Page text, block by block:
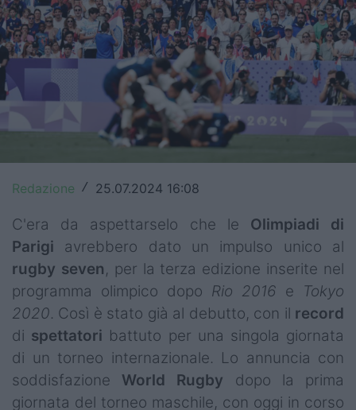
6 Nazioni
United Rugby Championship
Champions Cup
Challenge Cup
World Rugby
Rugby World Cup
Super Rugby
Rugby in TV
Mercato
Serie A Elite
Redazione / 25.07.2024 16:08
C'era da aspettarselo che le Olimpiadi di
Parigi avrebbero dato un impulso unico al
rugby seven, per la terza edizione inserite nel
programma olimpico dopo Rio 2016 e Tokyo
2020. Così è stato già al debutto, con il record
di spettatori battuto per una singola giornata
di un torneo internazionale. Lo annuncia con
soddisfazione World Rugby dopo la prima
giornata del torneo maschile, con oggi in corso